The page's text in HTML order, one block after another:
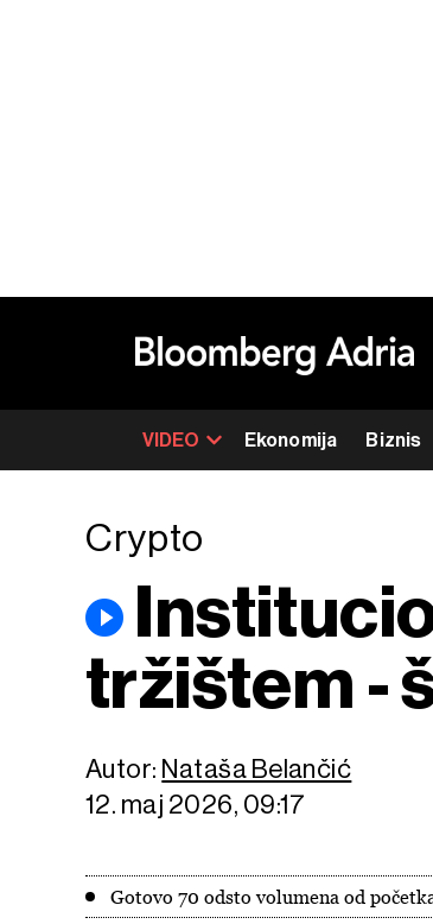
VIDEO Ekonomija Biznis
Crypto
tržištem -
Autor: Nataša Belančić
12. maj 2026, 09:17
Gotovo 70 odsto volumena od